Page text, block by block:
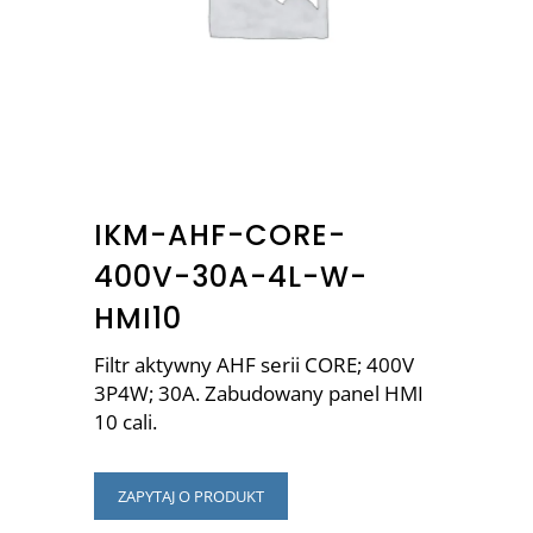
IKM-AHF-CORE-
400V-30A-4L-W-
HMI10
Filtr aktywny AHF serii CORE; 400V
3P4W; 30A. Zabudowany panel HMI
10 cali.
ZAPYTAJ O PRODUKT